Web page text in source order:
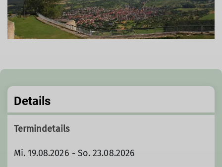
Details
Termindetails
Mi. 19.08.2026 - So. 23.08.2026